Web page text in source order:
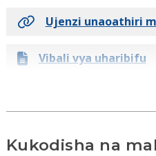
Ujenzi unaoathiri
Vibali vya uharibifu
Kukodisha na